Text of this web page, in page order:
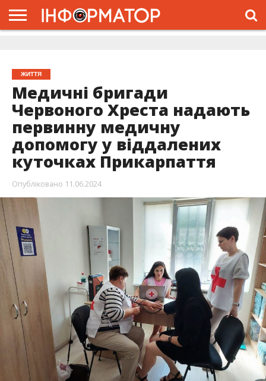
ЖИТТЯ
Медичні бригади
Червоного Хреста надають
первинну медичну
допомогу у віддалених
куточках Прикарпаття
Опубліковано 11.06.2024